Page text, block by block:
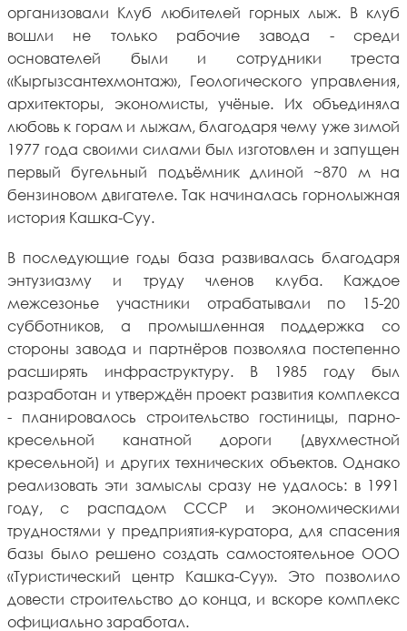
организовали Клуб любителей горных лыж. В клуб
вошли не только рабочие завода - среди
основателей были и сотрудники треста
«Кыргызсантехмонтаж», Геологического управления,
архитекторы, экономисты, учёные. Их объединяла
любовь к горам и лыжам, благодаря чему уже зимой
1977 года своими силами был изготовлен и запущен
первый бугельный подъёмник длиной ~870 м на
бензиновом двигателе. Так начиналась горнолыжная
история Кашка-Суу.
В последующие годы база развивалась благодаря
энтузиазму и труду членов клуба. Каждое
межсезонье участники отрабатывали по 15-20
субботников, а промышленная поддержка со
стороны завода и партнёров позволяла постепенно
расширять инфраструктуру. В 1985 году был
разработан и утверждён проект развития комплекса
- планировалось строительство гостиницы, парно-
кресельной канатной дороги (двухместной
кресельной) и других технических объектов. Однако
реализовать эти замыслы сразу не удалось: в 1991
году, с распадом СССР и экономическими
трудностями у предприятия-куратора, для спасения
базы было решено создать самостоятельное ООО
«Туристический центр Кашка-Суу». Это позволило
довести строительство до конца, и вскоре комплекс
официально заработал.